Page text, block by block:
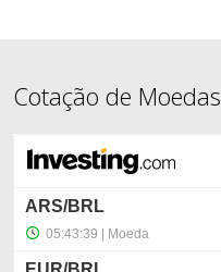
Cotação de Moedas